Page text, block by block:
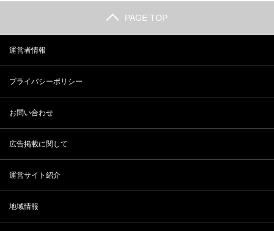
PAGE TOP
運営者情報
プライバシーポリシー
お問い合わせ
広告掲載に関して
運営サイト紹介
地域情報